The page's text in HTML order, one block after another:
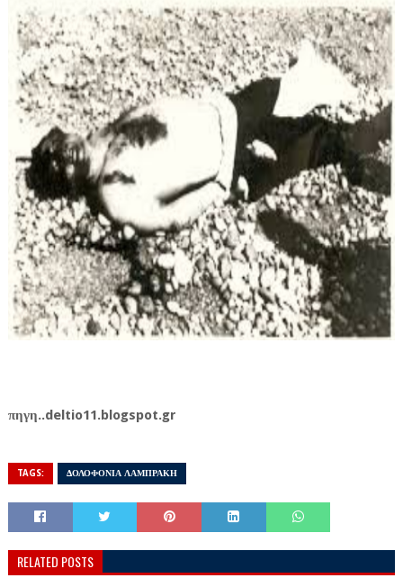
πηγη..deltio11.blogspot.gr
TAGS: ΔΟΛΟΦΟΝΙΑ ΛΑΜΠΡΑΚΗ
RELATED POSTS